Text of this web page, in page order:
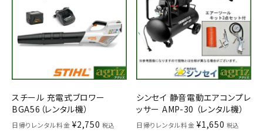
スチール 充電式ブロワー
BGA56（レンタル機）
日帰りレンタル料金 ¥2,750 税込
シンセイ 静音電動エアコンプレ
ッサー AMP-30 （レンタル機）
日帰りレンタル料金 ¥1,650 税込